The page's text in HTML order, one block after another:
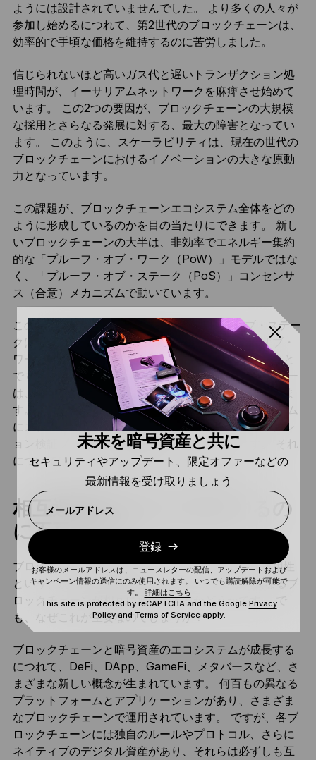
ようには設計されていませんでした。 より多くの人々が
参加し始めるにつれて、第2世代のブロックチェーンは、
効率的で手頃な価格を維持するのに苦労しました。
信じられないほど高いガス代と遅いトランザクション処
理時間が、イーサリアムネットワークを麻痺させ始めて
います。 この2つの要因が、ブロックチェーンの大規模
な採用とさらなる発展に対する、最大の障害となってい
ます。 このように、スケーラビリティは、現在の世代の
ブロックチェーンにおけるイノベーションの大きな原動
力となっています。
この課題が、ブロックチェーンエコシステム全体をどの
ように形成しているのかを目の当たりにできます。 新し
いブロックチェーンの大半は、非効率でエネルギー集約
的な「プルーフ・オブ・ワーク（PoW）」モデルではな
く、「プルーフ・オブ・ステーク（PoS）」コンセンサ
ス（合意）メカニズムで動いています。
この2つのモデルの主な違いは、プルーフ・オブ・ステー
クは、大量のエネルギーを消費する（プルーフ・オブ・
ワークのような）プロセスでマイナーを選択しないこと
です。 代わりに、PoSシステムの参加者やバリデーター
は、一定量の暗号資産をステーキングすることになりま
す。 そして、ネットワークは、バリデーターがシステム
にステーキングした暗号資産量によって、トランザクシ
ョン検証プロセスに参加する能力を割り当てます。 それ
については、また別の記事で詳しくご紹介します。
相互運用性は自由を確保するの
に不可欠です
ブロックチェーン空間が拡大するにつれて、相互運用性
という、別の問題が発生しています。 つまり、異なるブ
ロックチェーンが相互に通信できるかどうかです。 で
も、なぜこれが重要なのでしょうか？
ブロックチェーンと暗号資産のエコシステムが成長する
につれて、DeFi、DApp、GameFi、メタバースなど、さ
まざまな新しい概念が生まれています。 何百もの異なる
プラットフォームとアプリケーションがあり、さまざま
なブロックチェーンで運用されています。 ですが、各ブ
ロックチェーンには独自のルールやプロトコル、さらに
ネイティブのデジタル資産があり、それらは必ずしも互
未来を暗号資産と共に
セキュリティやアップデート、限定オファーなどの
最新情報を受け取りましょう
メールアドレス
登録
お客様のメールアドレスは、ニュースレターの配信、アップデートおよび
キャンペーン情報の送信にのみ使用されます。 いつでも購読解除が可能で
す。 詳細はこちら
This site is protected by reCAPTCHA and the Google Privacy
Policyand Terms of Serviceapply.